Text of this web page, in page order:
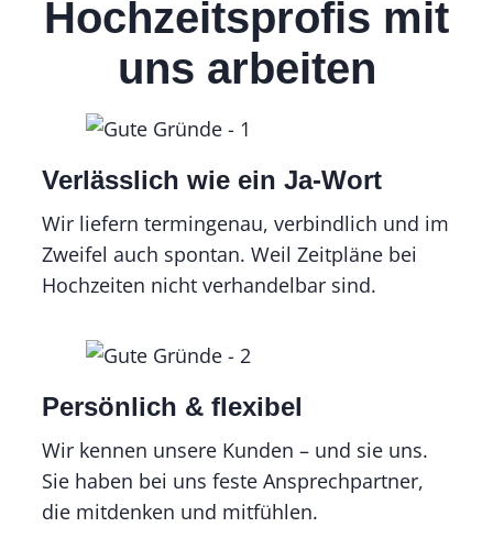
Hochzeitsprofis mit
uns arbeiten
Verlässlich wie ein Ja-Wort
Wir liefern termingenau, verbindlich und im
Zweifel auch spontan. Weil Zeitpläne bei
Hochzeiten nicht verhandelbar sind.
Persönlich & flexibel
Wir kennen unsere Kunden – und sie uns.
Sie haben bei uns feste Ansprechpartner,
die mitdenken und mitfühlen.